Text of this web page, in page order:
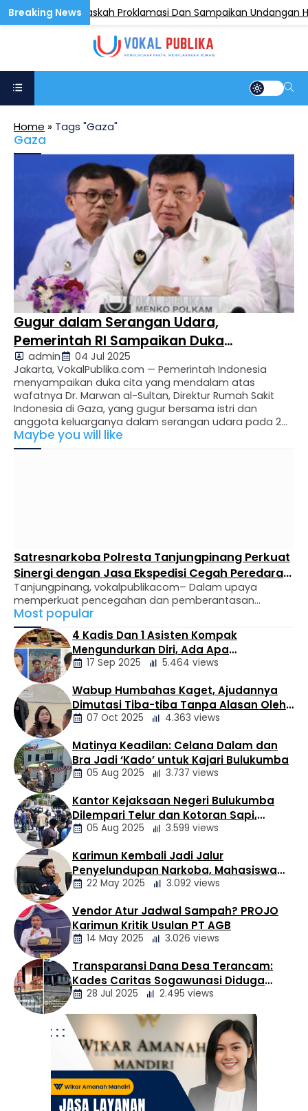
Pengetik Naskah Proklamasi Dan Sampaikan Undangan HUT
Home » Tags "Gaza"
Gaza
Gugur dalam Serangan Udara,
Pemerintah RI Sampaikan Duka
Mendalam atas Wafatnya Direktur RS
Indonesia di Gaza
admin
04 Jul 2025
Jakarta, VokalPublika.com — Pemerintah Indonesia
menyampaikan duka cita yang mendalam atas
wafatnya Dr. Marwan al-Sultan, Direktur Rumah Sakit
Indonesia di Gaza, yang gugur bersama istri dan
anggota keluarganya dalam serangan udara pada 2
Juli 2025. Pernyataan resmi disampaikan oleh Menteri
Koordinator Bidang Politik, Hukum, dan Keamanan
Maybe you will like
Satresnarkoba Polresta Tanjungpinang Perkuat
Sinergi dengan Jasa Ekspedisi Cegah Peredaran
Narkoba
Tanjungpinang, vokalpublikacom– Dalam upaya
memperkuat pencegahan dan pemberantasan
peredaran gelap narkotika, Satuan Reserse Narkoba
(Satresnarkoba) Polresta Tanjungpinang menggelar
kegiatan koordinasi dan edukasi bersama sejumlah
perusahaan jasa ekspedisi di Kota Tanjungpinang,
Kamis (06/08/2026). Kegiatan yang berlangsung di
Ruang Satresnarkoba Polresta Tanjungpinang ini
dipimpin langsung oleh PS. Kasat Resnarkoba Polresta
Tanjungpinang, AKP Syofian Rida, S.H., M.H., dan …
Most popular
Berita
Daerah
4 Kadis Dan 1 Asisten Kompak
Mengundurkan Diri, Ada Apa
Pemerintahan Oloan
17 Sep 2025 5.464 views
Berita
Daerah
Wabup Humbahas Kaget, Ajudannya
Dimutasi Tiba-tiba Tanpa Alasan Oleh
Bupati
07 Oct 2025 4.363 views
Berita
Daerah
Matinya Keadilan: Celana Dalam dan
Bra Jadi ‘Kado’ untuk Kajari Bulukumba
05 Aug 2025 3.737 views
Berita
Daerah
Kantor Kejaksaan Negeri Bulukumba
Dilempari Telur dan Kotoran Sapi,
Keluarga Korban Lakalantas Tuntut
05 Aug 2025 3.599 views
Berita
Daerah
Karimun Kembali Jadi Jalur
Penyelundupan Narkoba, Mahasiswa
Desak Pemkab dan Aparat Bertindak
22 May 2025 3.092 views
Berita
Daerah
Vendor Atur Jadwal Sampah? PROJO
Karimun Kritik Usulan PT AGB
14 May 2025 3.026 views
Daerah
Transparansi Dana Desa Terancam:
Kades Caritas Sogawunasi Diduga
Gelapkan Bantuan untuk Warga
28 Jul 2025 2.495 views